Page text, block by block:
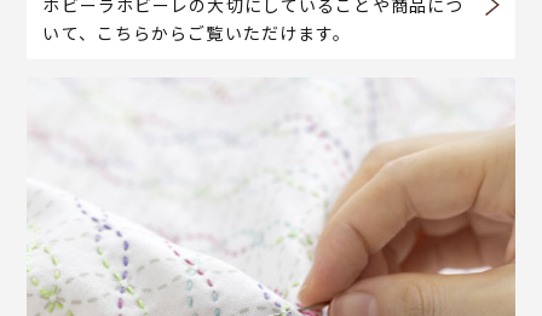
ホビーラホビーレの大切にしていることや商品につ
いて、こちらからご覧いただけます。